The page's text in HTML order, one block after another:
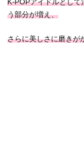
う部分が増え、
さらに美しさに磨きが